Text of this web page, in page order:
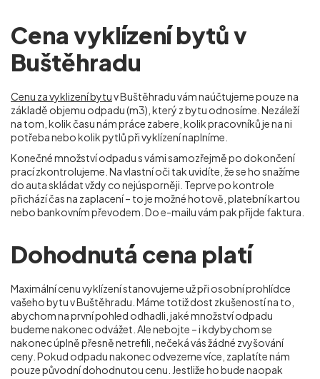
Cena vyklízení bytů v
Buštěhradu
Cenu za vyklizení bytuv Buštěhradu vám naúčtujeme pouze na
základě objemu odpadu (m3), který z bytu odnosíme. Nezáleží
na tom, kolik času nám práce zabere, kolik pracovníků je na ni
potřeba nebo kolik pytlů při vyklízení naplníme.
Konečné množství odpadu s vámi samozřejmě po dokončení
prací zkontrolujeme. Na vlastní oči tak uvidíte, že se ho snažíme
do auta skládat vždy co nejúsporněji. Teprve po kontrole
přichází čas na zaplacení – to je možné hotově, platební kartou
nebo bankovním převodem. Do e-mailu vám pak přijde faktura.
Dohodnutá cena platí
Maximální cenu vyklízení stanovujeme už při osobní prohlídce
vašeho bytu v Buštěhradu. Máme totiž dost zkušeností na to,
abychom na první pohled odhadli, jaké množství odpadu
budeme nakonec odvážet. Ale nebojte – i kdybychom se
nakonec úplně přesně netrefili, nečeká vás žádné zvyšování
ceny. Pokud odpadu nakonec odvezeme více, zaplatíte nám
pouze původní dohodnutou cenu. Jestliže ho bude naopak